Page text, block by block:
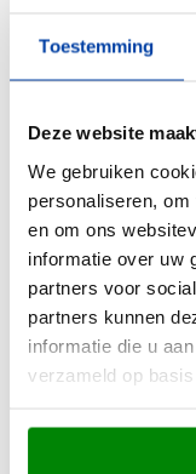
Toestemming
Deze website
We gebruiken
personaliseren,
en om ons
informatie over uw
partners voor
partners kunnen
informatie die u
verzameld op
0,26
001002017018
vanaf Normale
0,53 0,31